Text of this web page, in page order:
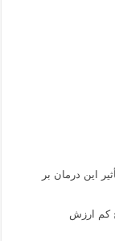
این درمان بر
کم ارزش